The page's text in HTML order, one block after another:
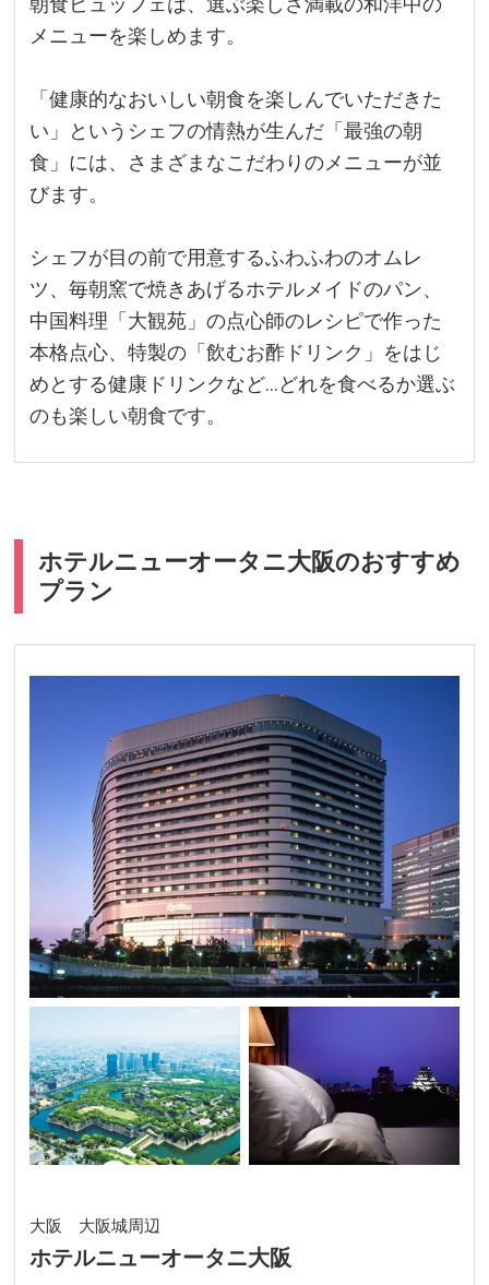
メニューを楽しめます。
「健康的なおいしい朝食を楽しんでいただきた
い」というシェフの情熱が生んだ「最強の朝
食」には、さまざまなこだわりのメニューが並
びます。
シェフが目の前で用意するふわふわのオムレ
ツ、毎朝窯で焼きあげるホテルメイドのパン、
中国料理「大観苑」の点心師のレシピで作った
本格点心、特製の「飲むお酢ドリンク」をはじ
めとする健康ドリンクなど…どれを食べるか選ぶ
のも楽しい朝食です。
ホテルニューオータニ大阪のおすすめ
プラン
大阪 大阪城周辺
ホテルニューオータニ大阪